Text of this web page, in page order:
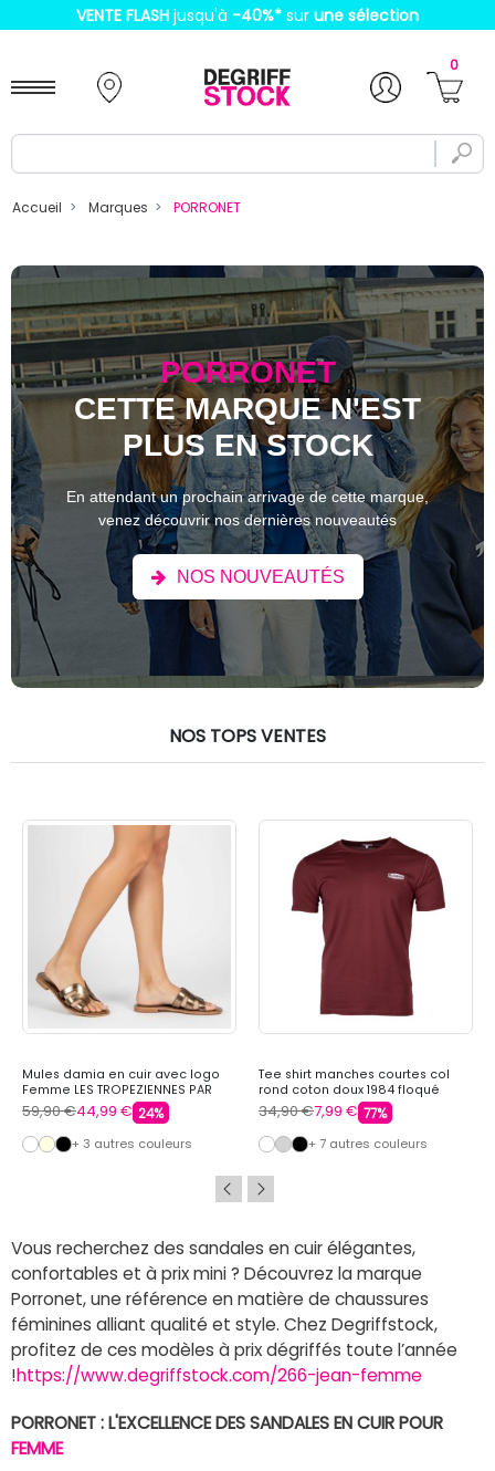
VENTE FLASH jusqu'à -40%* sur une sélection
0
Accueil Marques PORRONET
PORRONET
CETTE MARQUE N'EST
PLUS EN STOCK
En attendant un prochain arrivage de cette marque,
venez découvrir nos dernières nouveautés
NOS NOUVEAUTÉS
NOS TOPS VENTES
Mules damia en cuir avec logo
Femme LES TROPEZIENNES PAR
M.BELARBI
59,90 €44,99 € 24%
+ 3 autres couleurs
Tee shirt manches courtes col
rond coton doux 1984 floqué
raoul Homme REDSKINS
34,90 €7,99 € 77%
+ 7 autres couleurs
Vous recherchez des sandales en cuir élégantes,
confortables et à prix mini ? Découvrez la marque
Porronet, une référence en matière de chaussures
féminines alliant qualité et style. Chez Degriffstock,
profitez de ces modèles à prix dégriffés toute l’année
!https://www.degriffstock.com/266-jean-femme
PORRONET : L'EXCELLENCE DES SANDALES EN CUIR POUR
FEMME